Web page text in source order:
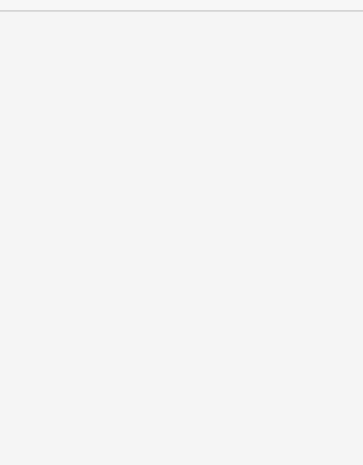
Hersteller